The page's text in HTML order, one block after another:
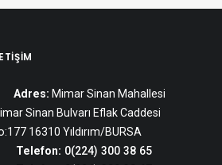
Adres: Mimar Sinan Mahallesi
Sinan Bulvarı Eflak Caddesi
16310 Yıldırım/BURSA
Telefon: 0(224) 300 38 65